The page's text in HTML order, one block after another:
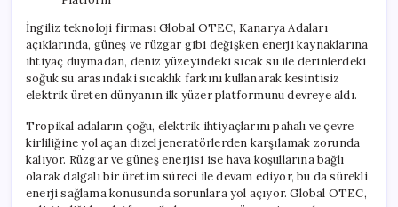
Üreten
Yenilikçi
Platform
için
İngiliz teknoloji firması Global OTEC, Kanarya Adaları
açıklarında, güneş ve rüzgar gibi değişken enerji kaynaklarına
ihtiyaç duymadan, deniz yüzeyindeki sıcak su ile derinlerdeki
soğuk su arasındaki sıcaklık farkını kullanarak kesintisiz
elektrik üreten dünyanın ilk yüzer platformunu devreye aldı.
Tropikal adaların çoğu, elektrik ihtiyaçlarını pahalı ve çevre
kirliliğine yol açan dizel jeneratörlerden karşılamak zorunda
kalıyor. Rüzgar ve güneş enerjisi ise hava koşullarına bağlı
olarak dalgalı bir üretim süreci ile devam ediyor, bu da sürekli
enerji sağlama konusunda sorunlara yol açıyor. Global OTEC,